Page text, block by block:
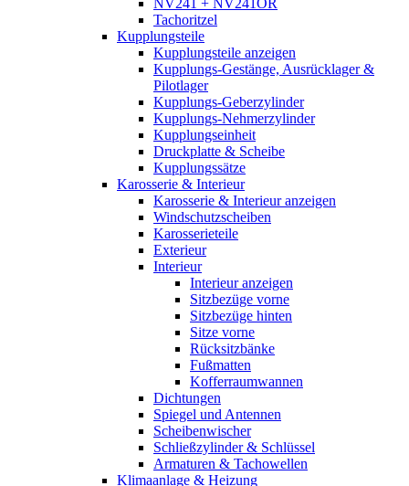
Tachoritzel
Kupplungsteile
Kupplungsteile anzeigen
Kupplungs-Gestänge, Ausrücklager &
Pilotlager
Kupplungs-Geberzylinder
Kupplungs-Nehmerzylinder
Kupplungseinheit
Druckplatte & Scheibe
Kupplungssätze
Karosserie & Interieur
Karosserie & Interieur anzeigen
Windschutzscheiben
Karosserieteile
Exterieur
Interieur
Interieur anzeigen
Sitzbezüge vorne
Sitzbezüge hinten
Sitze vorne
Rücksitzbänke
Fußmatten
Kofferraumwannen
Dichtungen
Spiegel und Antennen
Scheibenwischer
Schließzylinder & Schlüssel
Armaturen & Tachowellen
Klimaanlage & Heizung